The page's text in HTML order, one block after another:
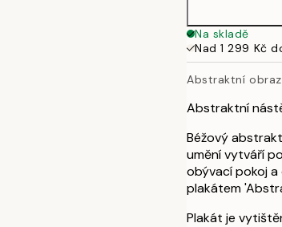
Na skladě
Nad 1 299 Kč
Abstraktní
Abstraktní
Béžový
umění vytváří
obývací pokoj
plakátem
Plakát je